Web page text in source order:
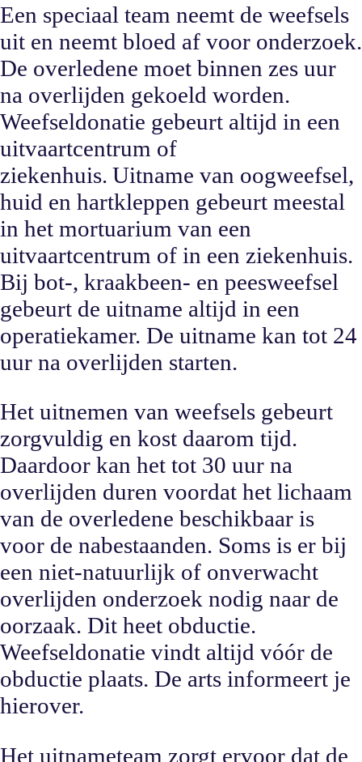
Een speciaal team neemt de weefsels
uit en neemt bloed af voor onderzoek.
De overledene moet binnen zes uur
na overlijden gekoeld worden.
Weefseldonatie gebeurt altijd in een
uitvaartcentrum of
ziekenhuis. Uitname van oogweefsel,
huid en hartkleppen gebeurt meestal
in het mortuarium van een
uitvaartcentrum of in een ziekenhuis.
Bij bot-, kraakbeen- en peesweefsel
gebeurt de uitname altijd in een
operatiekamer. De uitname kan tot 24
uur na overlijden starten.
Het uitnemen van weefsels gebeurt
zorgvuldig en kost daarom tijd.
Daardoor kan het tot 30 uur na
overlijden duren voordat het lichaam
van de overledene beschikbaar is
voor de nabestaanden. Soms is er bij
een niet-natuurlijk of onverwacht
overlijden onderzoek nodig naar de
oorzaak. Dit heet obductie.
Weefseldonatie vindt altijd vóór de
obductie plaats. De arts informeert je
hierover.
Het uitnameteam zorgt ervoor dat de